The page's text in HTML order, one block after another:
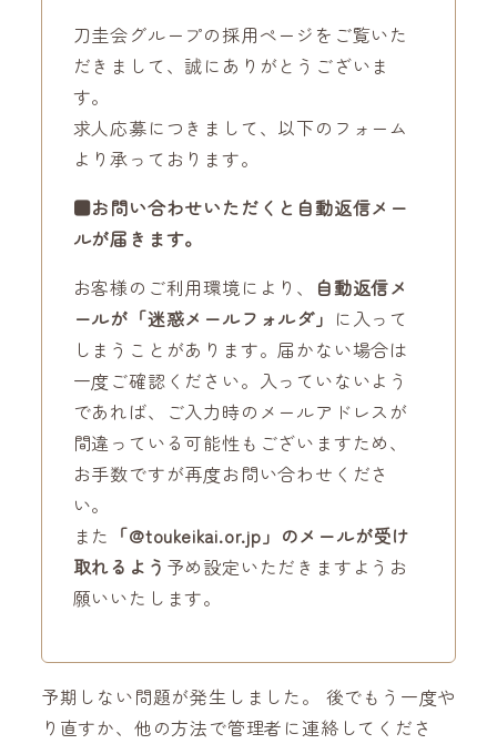
刀圭会グループの採用ページをご覧いた
だきまして、誠にありがとうございま
す。
求人応募につきまして、以下のフォーム
より承っております。
■お問い合わせいただくと自動返信メー
ルが届きます。
お客様のご利用環境により、
自動返信メ
ールが「迷惑メールフォルダ」 に入って
しまうことがあります。届かない場合は
一度ご確認ください。入っていないよう
であれば、ご入力時のメールアドレスが
間違っている可能性もございますため、
お手数ですが再度お問い合わせくださ
い。
また 「@toukeikai.or.jp」のメールが受け
取れるよう 予め設定いただきますようお
願いいたします。
予期しない問題が発生しました。 後でもう一度や
り直すか、他の方法で管理者に連絡してくださ